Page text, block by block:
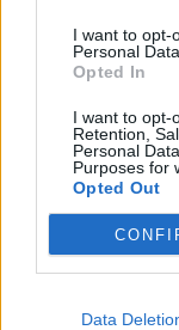
I want to opt-
Personal
Opted In
I want to opt-
Retention,
Personal
Purposes for
Opted Out
Data
αστέγων